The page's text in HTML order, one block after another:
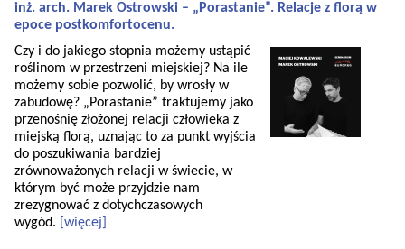
inż. arch. Marek Ostrowski – „Porastanie”. Relacje z florą w
epoce postkomfortocenu.
Czy i do jakiego stopnia możemy ustąpić
roślinom w przestrzeni miejskiej? Na ile
możemy sobie pozwolić, by wrosły w
zabudowę? „Porastanie” traktujemy jako
przenośnię złożonej relacji człowieka z
miejską florą, uznając to za punkt wyjścia
do poszukiwania bardziej
zrównoważonych relacji w świecie, w
którym być może przyjdzie nam
zrezygnować z dotychczasowych
wygód.
[więcej]